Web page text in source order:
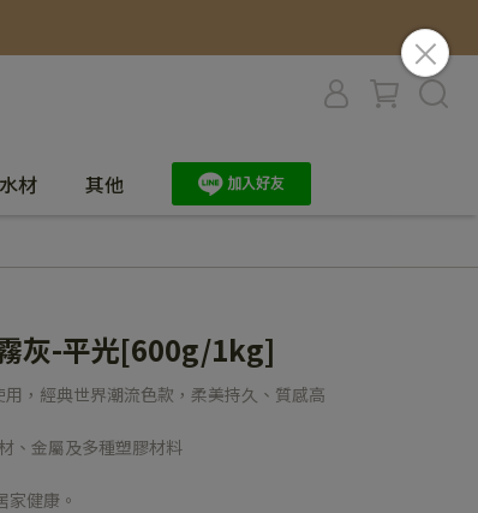
材 其他
灰-平光[600g/1kg]
，經典世界潮流色款，柔美持久、質感高
、金屬及多種塑膠材料
家健康。